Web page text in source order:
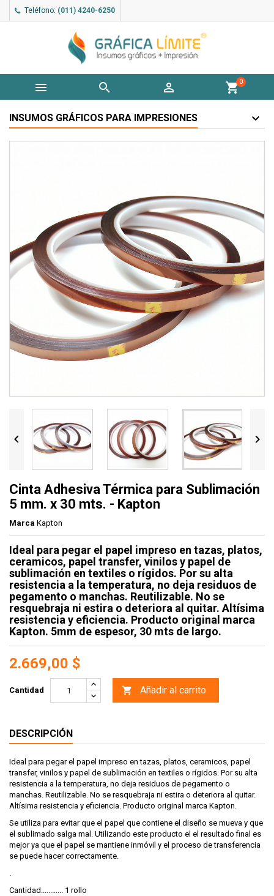
Teléfono: (011) 4240-6250
   shopping_cart0
INSUMOS GRÁFICOS PARA IMPRESIONES
 
Cinta Adhesiva Térmica para Sublimación
5 mm. x 30 mts. - Kapton
Marca Kapton
Ideal para pegar el papel impreso en tazas, platos,
ceramicos, papel transfer, vinilos y papel de
sublimación en textiles o rígidos. Por su alta
resistencia a la temperatura, no deja residuos de
pegamento o manchas. Reutilizable. No se
resquebraja ni estira o deteriora al quitar. Altísima
resistencia y eficiencia. Producto original marca
Kapton. 5mm de espesor, 30 mts de largo.
2.669,00 $
Cantidad  Añadir al carrito
DESCRIPCIÓN
Ideal para pegar el papel impreso en tazas, platos, ceramicos, papel
transfer, vinilos y papel de sublimación en textiles o rígidos. Por su alta
resistencia a la temperatura, no deja residuos de pegamento o
manchas. Reutilizable. No se resquebraja ni estira o deteriora al quitar.
Altísima resistencia y eficiencia. Producto original marca Kapton.
Se utiliza para evitar que el papel que contiene el diseño se mueva y que
el sublimado salga mal. Utilizando este producto el el resultado final es
mejor ya que el papel se mantiene inmóvil y el proceso de transferencia
se puede hacer correctamente.
.
Cantidad............ 1 rollo